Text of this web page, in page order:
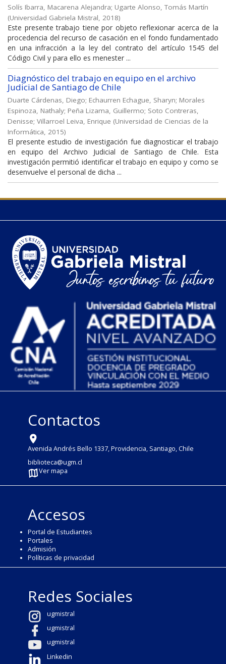
Solís Ibarra, Macarena Alejandra; Ugarte Alonso, Tomás Martín
(Universidad Gabriela Mistral, 2018)
Este presente trabajo tiene por objeto reflexionar acerca de la
procedencia del recurso de casación en el fondo fundamentado
en una infracción a la ley del contrato del artículo 1545 del
Código Civil y para ello es menester ...
Diagnóstico del trabajo en equipo en el archivo
Judicial de Santiago de Chile
Duarte Cárdenas, Diego; Echaurren Echague, Sharyn; Morales
Espinoza, Nathaly; Peña Lizama, Guillermo; Soto Contreras,
Denisse; Villarroel Leiva, Enrique (Universidad de Ciencias de la
Informática, 2015)
El presente estudio de investigación fue diagnosticar el trabajo
en equipo del Archivo Judicial de Santiago de Chile. Esta
investigación permitió identificar el trabajo en equipo y como se
desenvuelve el personal de dicha ...
Contactos
Avenida Andrés Bello 1337, Providencia, Santiago, Chile
biblioteca@ugm.cl
Ver mapa
Accesos
Portal de Estudiantes
Portales
Admisión
Políticas de privacidad
Redes Sociales
ugmistral
ugmistral
ugmistral
Linkedin